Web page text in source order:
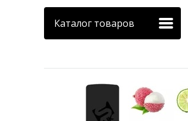
Каталог товаров